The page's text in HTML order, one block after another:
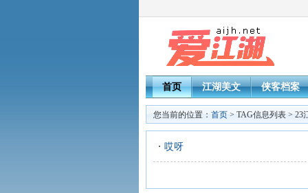
首页 江湖美文 侠客档案
您当前的位置： 首页 > TAG信息列表 > 23
哎呀